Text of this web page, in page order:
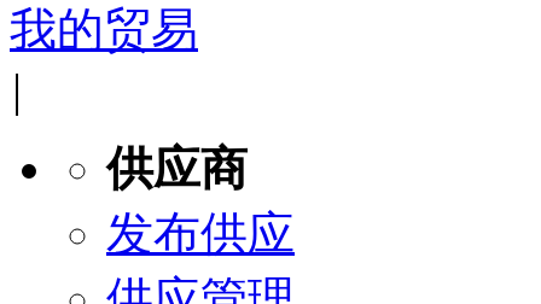
我的贸易
|
供应商
发布供应